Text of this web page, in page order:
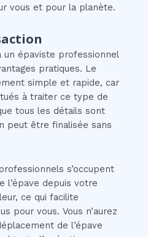
vous et pour la planète.
un épaviste professionnel
pratiques. Le
simple et rapide, car
à traiter ce type de
tous les détails sont
peut être finalisée sans
s’occupent
l’épave depuis votre
ce qui facilite
pour vous. Vous n’aurez
de l’épave